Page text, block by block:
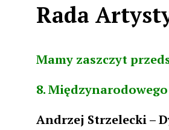
Rada
Mamy zaszczyt
8.
Andrzej Strzelecki –